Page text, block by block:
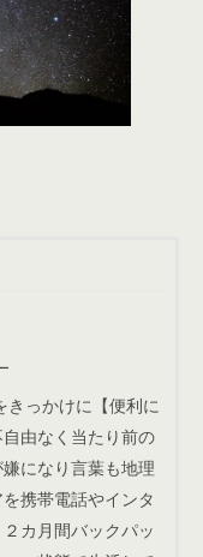
きっかけに【便利に
由なく当たり前の
になり言葉も地理
携帯電話やインタ
カ月間バックパッ